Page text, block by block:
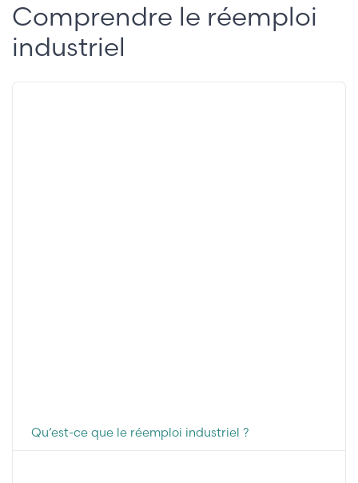
Comprendre le réemploi
industriel
Qu’est-ce que le réemploi industriel ?